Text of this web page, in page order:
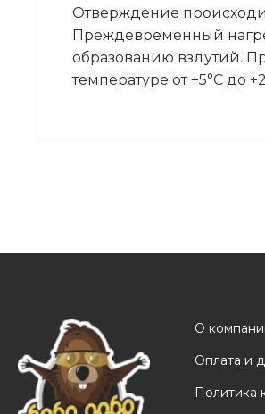
Отверждение
Преждевременный
образованию вздутий.
температуре от +5°С до
О
Оплата и
Политика